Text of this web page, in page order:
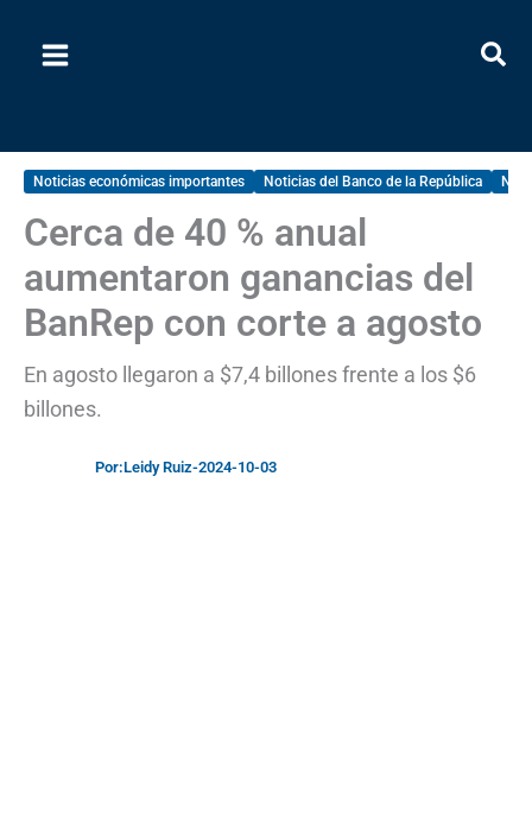
Noticias económicas importantes Noticias del Banco de la República
Cerca de 40 % anual
aumentaron ganancias del
BanRep con corte a agosto
En agosto llegaron a $7,4 billones frente a los $6
billones.
Por:Leidy Ruiz-2024-10-03